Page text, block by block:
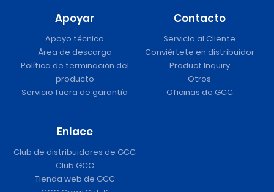
Apoyar
Apoyo técnico
Área de descarga
Política de terminación del
producto
Servicio fuera de garantía
Contacto
Servicio al Cliente
Conviértete en distribuidor
Product Inquiry
Otros
Oficinas de GCC
Enlace
Club de distribuidores de GCC
Club GCC
Tienda web de GCC